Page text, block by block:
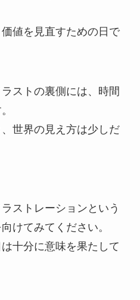
値を見直すための日で
ストの裏側には、時間
世界の見え方は少しだ
ストレーションという
けてみてください。
十分に意味を果たして